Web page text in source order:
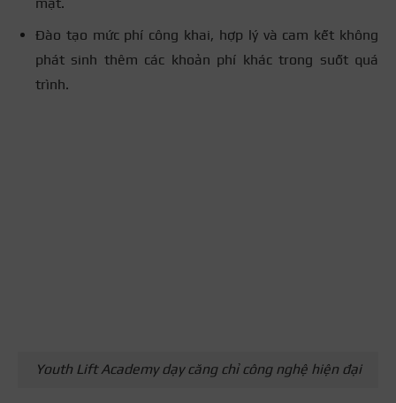
Đào tạo mức phí công khai, hợp lý và cam kết không
phát sinh thêm các khoản phí khác trong suốt quá
trình.
Youth Lift Academy dạy căng chỉ công nghệ hiện đại